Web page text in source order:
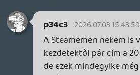
utóbbi 10k-ba került, míg előbbi
olyankor hajlandó voltam
Eltérő preferenciák és a választás
szabadsága. Utóbbit készülnek
épp.